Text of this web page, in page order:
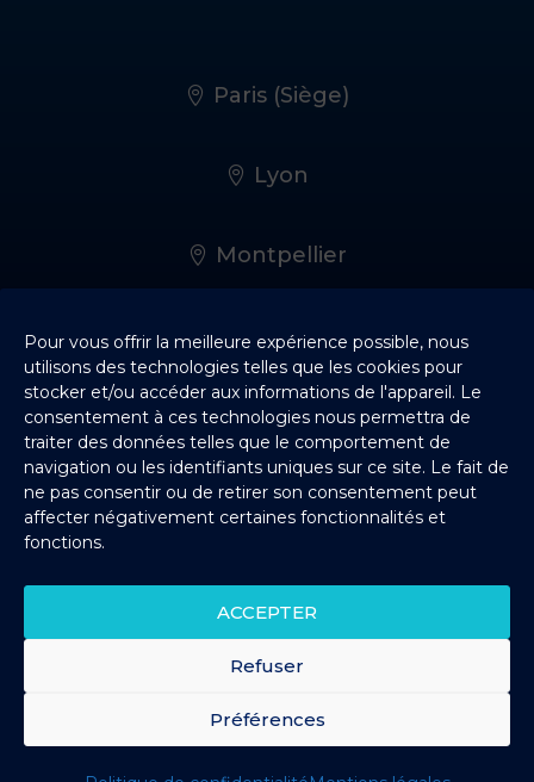
Pour vous offrir la meilleure expérience possible, nous
utilisons des technologies telles que les cookies pour
stocker et/ou accéder aux informations de l'appareil. Le
consentement à ces technologies nous permettra de
traiter des données telles que le comportement de
navigation ou les identifiants uniques sur ce site. Le fait de
ne pas consentir ou de retirer son consentement peut
affecter négativement certaines fonctionnalités et
fonctions.
ACCEPTER
Refuser
Préférences
Paris (Siège)
Lyon
Montpellier
Rennes
Bordeaux
Nantes
Lille
Toulouse
© Copyright – 2024 – Tous droits réservés